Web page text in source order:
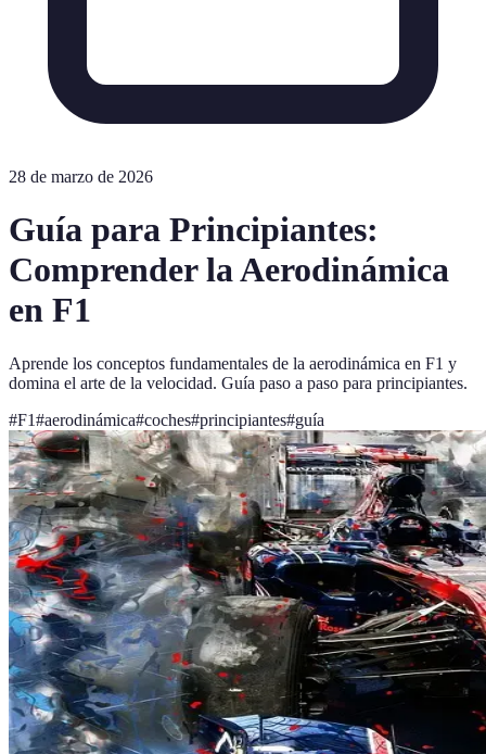
28 de marzo de 2026
Guía para Principiantes:
Comprender la Aerodinámica
en F1
Aprende los conceptos fundamentales de la aerodinámica en F1 y
domina el arte de la velocidad. Guía paso a paso para principiantes.
#F1#aerodinámica#coches#principiantes#guía